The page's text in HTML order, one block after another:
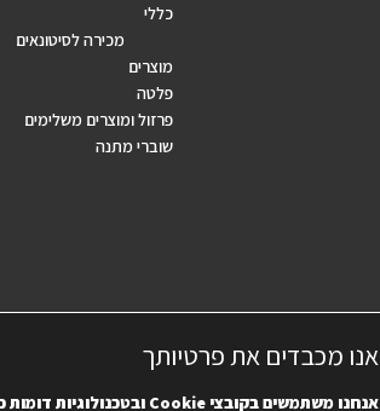
כללי
מכירה לסיטונאים
מוצרים
פלטה
פרזול ומוצרים משלימים
שוברי מתנה
אנו מכבדים את פרטיותך
אנחנו משתמשים בקובציCookie ובטכנולוגיות